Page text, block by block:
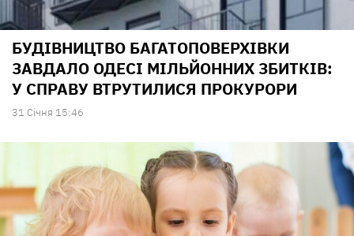
БУДІВНИЦТВО БАГАТОПОВЕРХІВКИ
ЗАВДАЛО ОДЕСІ МІЛЬЙОННИХ ЗБИТКІВ:
У СПРАВУ ВТРУТИЛИСЯ ПРОКУРОРИ
31 Сiчня 15:46